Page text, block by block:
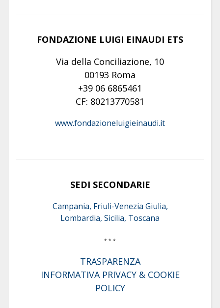
FONDAZIONE LUIGI EINAUDI ETS
Via della Conciliazione, 10
00193 Roma
+39 06 6865461
CF: 80213770581
www.fondazioneluigieinaudi.it
SEDI SECONDARIE
Campania, Friuli-Venezia Giulia,
Lombardia, Sicilia, Toscana
* * *
TRASPARENZA
INFORMATIVA PRIVACY & COOKIE
POLICY